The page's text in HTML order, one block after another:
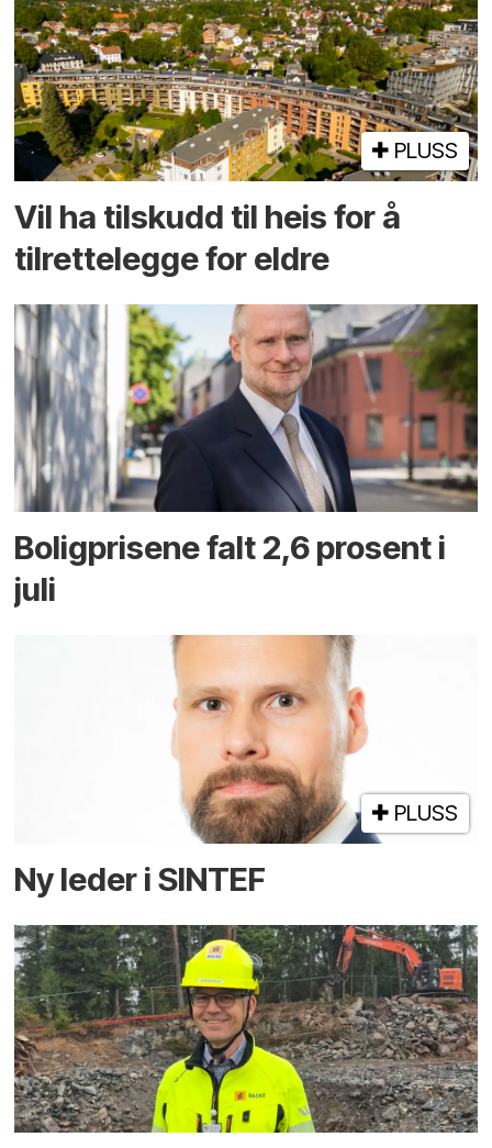
PLUSS
Vil ha tilskudd til heis for å
tilrettelegge for eldre
Boligprisene falt 2,6 prosent i
juli
PLUSS
Ny leder i SINTEF